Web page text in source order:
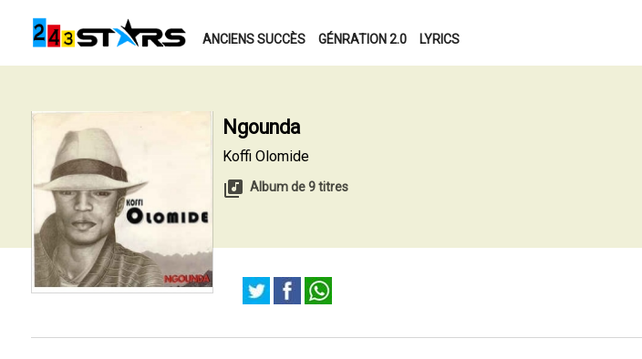
ANCIENS SUCCÈS GÉNRATION 2.0 LYRICS
Ngounda
Koffi Olomide
Album de 9 titres